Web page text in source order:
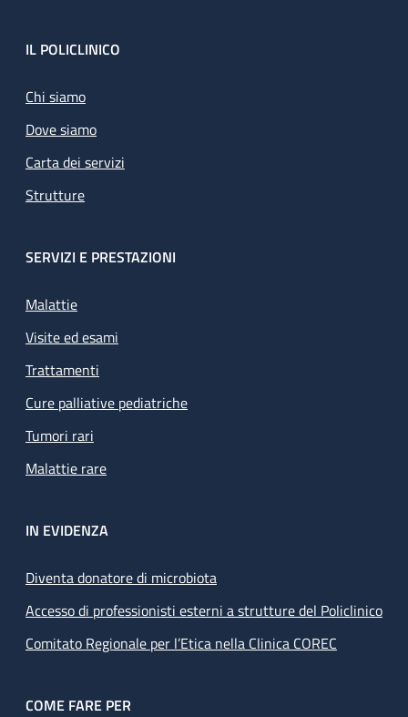
Footer
IL POLICLINICO
Chi siamo
Dove siamo
Carta dei servizi
Strutture
SERVIZI E PRESTAZIONI
Malattie
Visite ed esami
Trattamenti
Cure palliative pediatriche
Tumori rari
Malattie rare
IN EVIDENZA
Diventa donatore di microbiota
Accesso di professionisti esterni a strutture del Policlinico
Comitato Regionale per l’Etica nella Clinica COREC
COME FARE PER